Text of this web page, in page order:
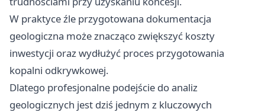
W praktyce źle przygotowana dokumentacja
geologiczna może znacząco zwiększyć koszty
inwestycji oraz wydłużyć proces przygotowania
kopalni odkrywkowej.
Dlatego profesjonalne podejście do analiz
geologicznych jest dziś jednym z kluczowych